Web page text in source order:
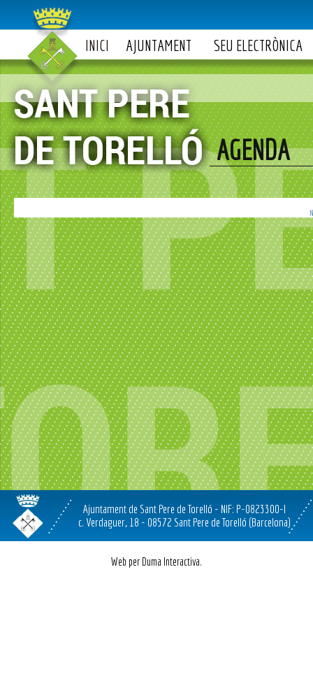
INICI AJUNTAMENT SEU ELECTRÒNICA
AGENDA
Ajuntament de Sant Pere de Torelló - NIF: P-0823300-I
c. Verdaguer, 18 - 08572 Sant Pere de Torelló (Barcelona)
Web per Duma Interactiva.